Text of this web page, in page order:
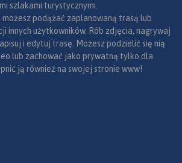
szlakami turystycznymi.
podążać zaplanowaną trasą lub
innych użytkowników. Rób zdjęcia, nagrywaj
i edytuj trasę. Możesz podzielić się nią
lub zachować jako prywatną tylko dla
ją również na swojej stronie www!